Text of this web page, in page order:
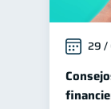
29 /